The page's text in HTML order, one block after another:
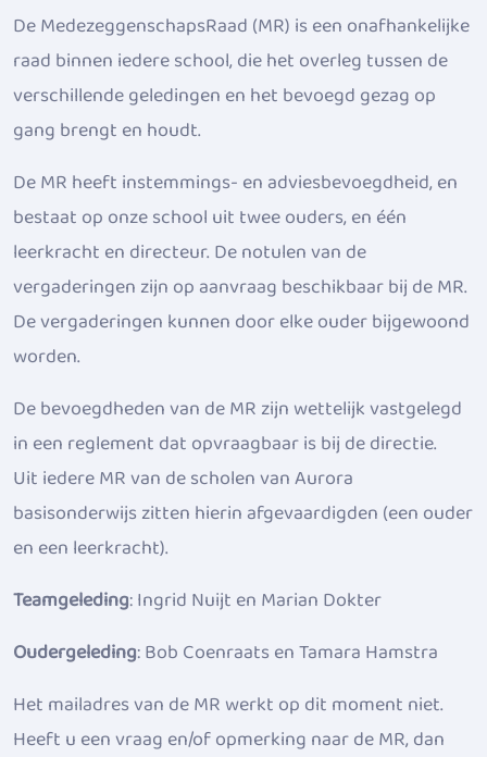
De MedezeggenschapsRaad (MR) is een onafhankelijke
raad binnen iedere school, die het overleg tussen de
verschillende geledingen en het bevoegd gezag op
gang brengt en houdt.
De MR heeft instemmings- en adviesbevoegdheid, en
bestaat op onze school uit twee ouders, en één
leerkracht en directeur. De notulen van de
vergaderingen zijn op aanvraag beschikbaar bij de MR.
De vergaderingen kunnen door elke ouder bijgewoond
worden.
De bevoegdheden van de MR zijn wettelijk vastgelegd
in een reglement dat opvraagbaar is bij de directie.
Uit iedere MR van de scholen van Aurora
basisonderwijs zitten hierin afgevaardigden (een ouder
en een leerkracht).
Teamgeleding: Ingrid Nuijt en Marian Dokter
Oudergeleding: Bob Coenraats en Tamara Hamstra
Het mailadres van de MR werkt op dit moment niet.
Heeft u een vraag en/of opmerking naar de MR, dan